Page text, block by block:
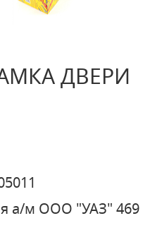
ДВЕРИ
а/м ООО "УАЗ" 469